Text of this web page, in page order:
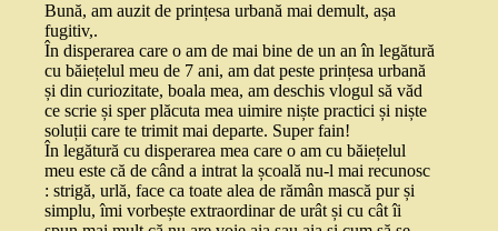
Bună, am auzit de prințesa urbană mai demult, așa
fugitiv,.
În disperarea care o am de mai bine de un an în legătură
cu băiețelul meu de 7 ani, am dat peste prințesa urbană
și din curiozitate, boala mea, am deschis vlogul să văd
ce scrie și sper plăcuta mea uimire niște practici și niște
soluții care te trimit mai departe. Super fain!
În legătură cu disperarea mea care o am cu băiețelul
meu este că de când a intrat la școală nu-l mai recunosc
: strigă, urlă, face ca toate alea de rămân mască pur și
simplu, îmi vorbește extraordinar de urât și cu cât îi